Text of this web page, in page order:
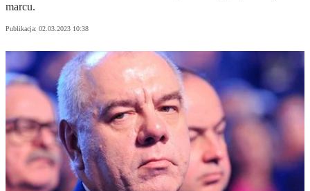
marcu.
Publikacja: 02.03.2023 10:38